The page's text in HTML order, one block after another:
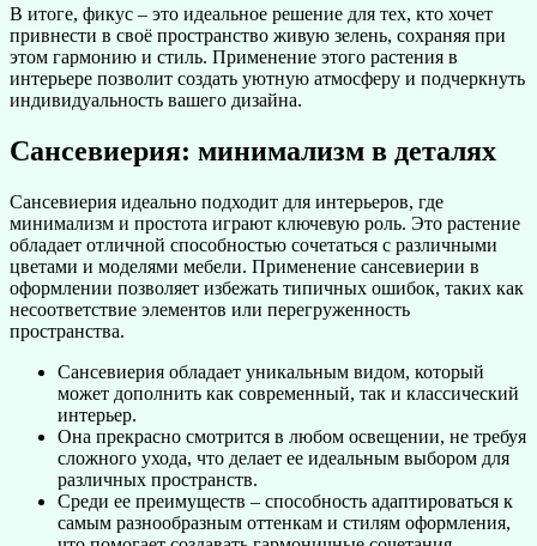
В итоге, фикус – это идеальное решение для тех, кто хочет
привнести в своё пространство живую зелень, сохраняя при
этом гармонию и стиль. Применение этого растения в
интерьере позволит создать уютную атмосферу и подчеркнуть
индивидуальность вашего дизайна.
Сансевиерия: минимализм в деталях
Сансевиерия идеально подходит для интерьеров, где
минимализм и простота играют ключевую роль. Это растение
обладает отличной способностью сочетаться с различными
цветами и моделями мебели. Применение сансевиерии в
оформлении позволяет избежать типичных ошибок, таких как
несоответствие элементов или перегруженность
пространства.
Сансевиерия обладает уникальным видом, который
может дополнить как современный, так и классический
интерьер.
Она прекрасно смотрится в любом освещении, не требуя
сложного ухода, что делает ее идеальным выбором для
различных пространств.
Среди ее преимуществ – способность адаптироваться к
самым разнообразным оттенкам и стилям оформления,